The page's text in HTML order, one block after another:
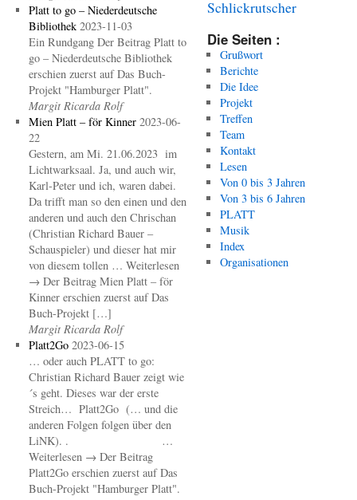
Platt to go – Niederdeutsche
Bibliothek 2023-11-03
Ein Rundgang Der Beitrag Platt to
go – Niederdeutsche Bibliothek
erschien zuerst auf Das Buch-
Projekt "Hamburger Platt".
Margit Ricarda Rolf
Mien Platt – för Kinner 2023-06-
22
Gestern, am Mi. 21.06.2023 im
Lichtwarksaal. Ja, und auch wir,
Karl-Peter und ich, waren dabei.
Da trifft man so den einen und den
anderen und auch den Chrischan
(Christian Richard Bauer –
Schauspieler) und dieser hat mir
von diesem tollen … Weiterlesen
→ Der Beitrag Mien Platt – för
Kinner erschien zuerst auf Das
Buch-Projekt […]
Margit Ricarda Rolf
Platt2Go 2023-06-15
… oder auch PLATT to go:
Christian Richard Bauer zeigt wie
´s geht. Dieses war der erste
Streich… Platt2Go (… und die
anderen Folgen folgen über den
LiNK). . …
Weiterlesen → Der Beitrag
Platt2Go erschien zuerst auf Das
Buch-Projekt "Hamburger Platt".
Schlickrutscher
Die Seiten :
Grußwort
Berichte
Die Idee
Projekt
Treffen
Team
Kontakt
Lesen
Von 0 bis 3 Jahren
Von 3 bis 6 Jahren
PLATT
Musik
Index
Organisationen